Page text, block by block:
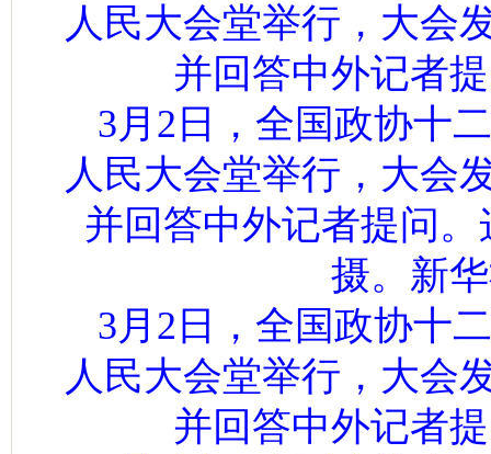
人民大会堂举行，大会
并回答中外记者
3月2日，全国政协十
人民大会堂举行，大会
并回答中外记者提问
摄。新
3月2日，全国政协十
人民大会堂举行，大会
并回答中外记者